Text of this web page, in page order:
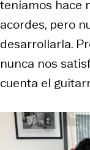
teníamos hace
acordes, pero
desarrollarla.
nunca nos
cuenta el